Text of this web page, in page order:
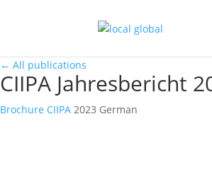
← All publications
CIIPA Jahresbericht
Brochure CIIPA 2023 German